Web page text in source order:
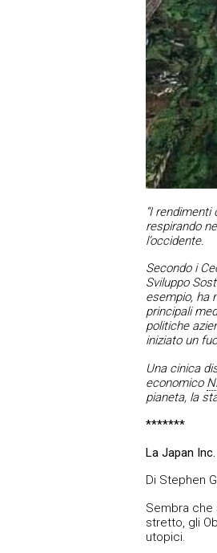
“I
respirando
l’occidente.
Secondo i
Sviluppo
esempio, ha
principali
politiche
iniziato un
Una cinica
economico
pianeta, la
*******
La Japan
Di Stephen
Sembra che
stretto, gli
utopici.